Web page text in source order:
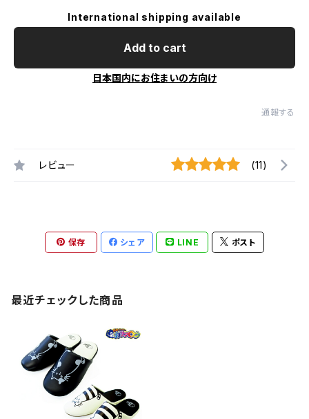
International shipping available
Add to cart
日本国内にお住まいの方向け
通報する
レビュー (11)
保存 シェア LINE ポスト
最近チェックした商品